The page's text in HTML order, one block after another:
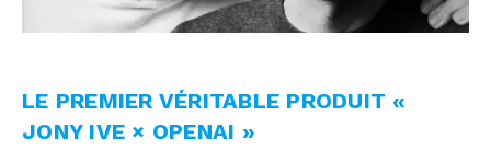
LE PREMIER VÉRITABLE PRODUIT «
JONY IVE × OPENAI »